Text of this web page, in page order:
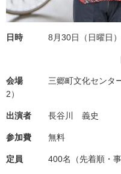
日時 8月30日（日曜日
［午前9時30
会場 三郷町文化センタ
2）
出演者 長谷川 義史
参加費 無料
定員 400名（先着順・事